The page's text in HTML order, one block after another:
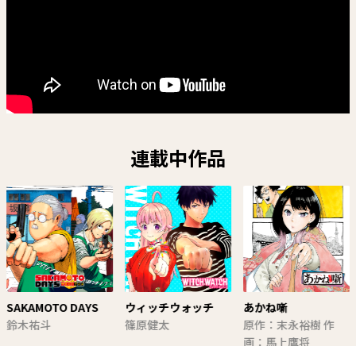
連載中作品
SAKAMOTO DAYS
鈴木祐斗
ウィッチウォッチ
篠原健太
あかね噺
原作：末永裕樹 作
画：馬上鷹将